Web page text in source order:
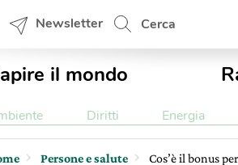
Newsletter Cerca
il mondo
Diritti Energia
Persone e salute Cos’è il bonus